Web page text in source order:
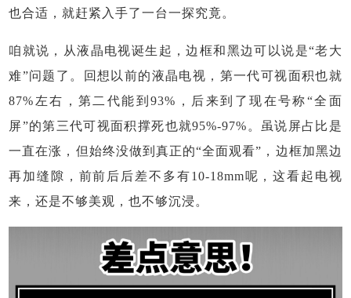
也合适，就赶紧入手了一台一探究竟。
咱就说，从液晶电视诞生起，边框和黑边可以说是“老大
难”问题了。回想以前的液晶电视，第一代可视面积也就
87%左右，第二代能到93%，后来到了现在号称“全面
屏”的第三代可视面积撑死也就95%-97%。虽说屏占比是
一直在涨，但始终没做到真正的“全面观看”，边框加黑边
再加缝隙，前前后后差不多有10-18mm呢，这看起电视
来，还是不够美观，也不够沉浸。